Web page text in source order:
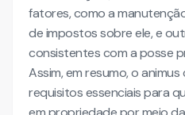
fatores, como a
de impostos sobre ele, e
consistentes com a posse
Assim, em resumo, o
requisitos essenciais para